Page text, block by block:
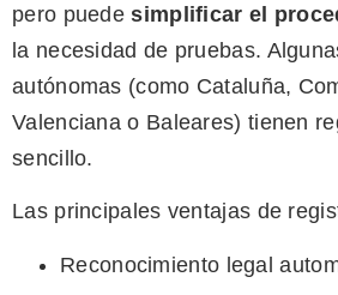
pero puedesimplificar el
la necesidad de pruebas.
autónomas (como Cataluña,
Valenciana o Baleares) tienen
sencillo.
Las principales ventajas de
Reconocimiento legal